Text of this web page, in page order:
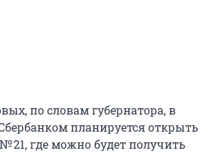
по словам губернатора, в
планируется открыть
где можно будет получить